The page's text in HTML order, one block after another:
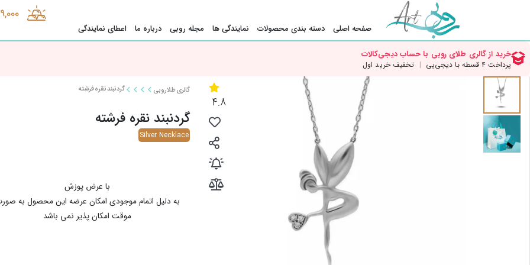
صفحه اصلی دسته بندی محصولات نمایندگی ها مجله روبی درباره ما اعطای نمایندگی
4.8
گالری طلا روبی گردنبند نقره فرشته
گردنبند نقره فرشته
Silver Necklace
با عرض پوزش
به دلیل اتمام موجودی امکان عرضه این محصول به
موقت امکان پذیر نمی باشد